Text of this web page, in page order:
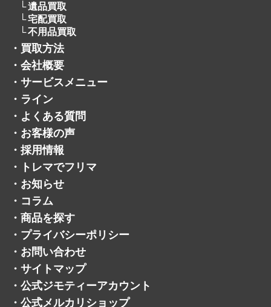
遺品買取
宅配買取
不用品買取
・ 買取方法
・ 会社概要
・ サービスメニュー
・ ライン
・ よくある質問
・ お客様の声
・ 採用情報
・
トレマでフリマ
・ お知らせ
・ コラム
・ 商品を探す
・ プライバシーポリシー
・ お問い合わせ
・ サイトマップ
・ 公式ジモティーアカウント
・ 公式メルカリショップ